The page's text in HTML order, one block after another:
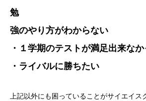
勉
強のやり方がわからない
・１学期のテストが満足出来なか
・ライバルに勝ちたい
上記以外にも困っていることがサイエイス